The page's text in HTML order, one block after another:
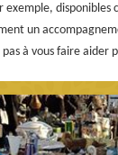
disponibles
un
à vous faire aider